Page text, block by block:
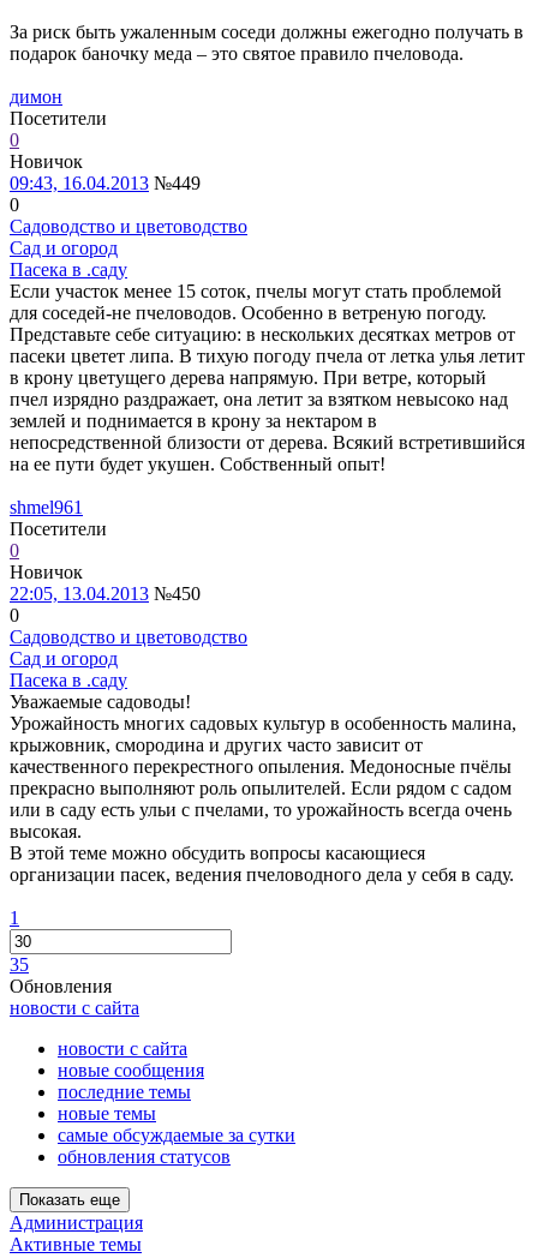
За риск быть ужаленным соседи должны ежегодно получать в
подарок баночку меда – это святое правило пчеловода.
димон
Посетители
0
Новичок
09:43, 16.04.2013 №449
0
Садоводство и цветоводство
Сад и огород
Пасека в .саду
Если участок менее 15 соток, пчелы могут стать проблемой
для соседей-не пчеловодов. Особенно в ветреную погоду.
Представьте себе ситуацию: в нескольких десятках метров от
пасеки цветет липа. В тихую погоду пчела от летка улья летит
в крону цветущего дерева напрямую. При ветре, который
пчел изрядно раздражает, она летит за взятком невысоко над
землей и поднимается в крону за нектаром в
непосредственной близости от дерева. Всякий встретившийся
на ее пути будет укушен. Собственный опыт!
shmel961
Посетители
0
Новичок
22:05, 13.04.2013 №450
0
Садоводство и цветоводство
Сад и огород
Пасека в .саду
Уважаемые садоводы!
Урожайность многих садовых культур в особенность малина,
крыжовник, смородина и других часто зависит от
качественного перекрестного опыления. Медоносные пчёлы
прекрасно выполняют роль опылителей. Если рядом с садом
или в саду есть ульи с пчелами, то урожайность всегда очень
высокая.
В этой теме можно обсудить вопросы касающиеся
организации пасек, ведения пчеловодного дела у себя в саду.
1
35
Обновления
новости с сайта
новости с сайта
новые сообщения
последние темы
новые темы
самые обсуждаемые за сутки
обновления статусов
Показать еще
Администрация
Активные темы